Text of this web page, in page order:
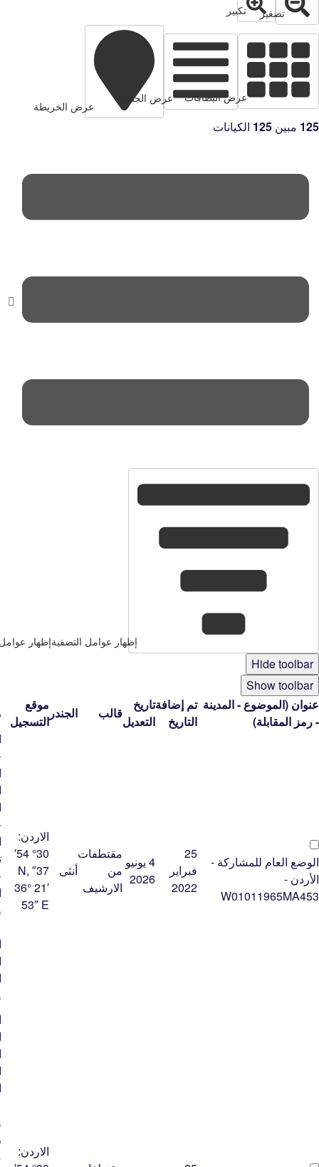
تصغير تكبير
عرض البطاقات عرض الجدول
عرض الخريطة
125 مبين 125 الكيانات
إظهار عوامل التصفيةإظهار
Hide toolbar
Show toolbar
عنوان (الموضوع - المدينة
- رمز المقابلة)
تم إضافة
التاريخ
تاريخ
التعديل
قالب الجندر
موقع
التسجيل
الوضع العام للمشاركة -
الأردن -
W01011965MA453
25
فبراير
2022
4 يونيو
2026
مقتطفات
من
الارشيف
أنثى
الاردن:
30° 54′
37″ N,
36° 21′
53″ E
الاردن: